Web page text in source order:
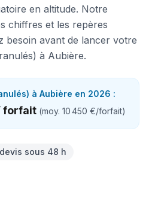
en altitude. Notre
chiffres et les repères
besoin avant de lancer votre
à Aubière.
à Aubière en 2026 :
forfait (moy. 10 450 €/forfait)
sous 48 h